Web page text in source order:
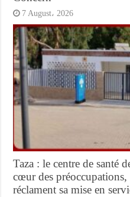
7 August، 2026
Taza : le centre de santé
cœur des préoccupations,
réclament sa mise en